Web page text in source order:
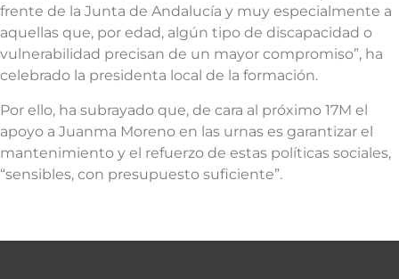
frente de la Junta de Andalucía y muy especialmente a
aquellas que, por edad, algún tipo de discapacidad o
vulnerabilidad precisan de un mayor compromiso”, ha
celebrado la presidenta local de la formación.
Por ello, ha subrayado que, de cara al próximo 17M el
apoyo a Juanma Moreno en las urnas es garantizar el
mantenimiento y el refuerzo de estas políticas sociales,
“sensibles, con presupuesto suficiente”.